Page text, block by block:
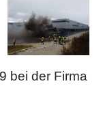
bei der Firma